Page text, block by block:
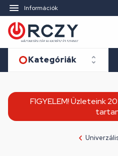
Információk
Kategóriák
FIGYELEM! Üzleteink